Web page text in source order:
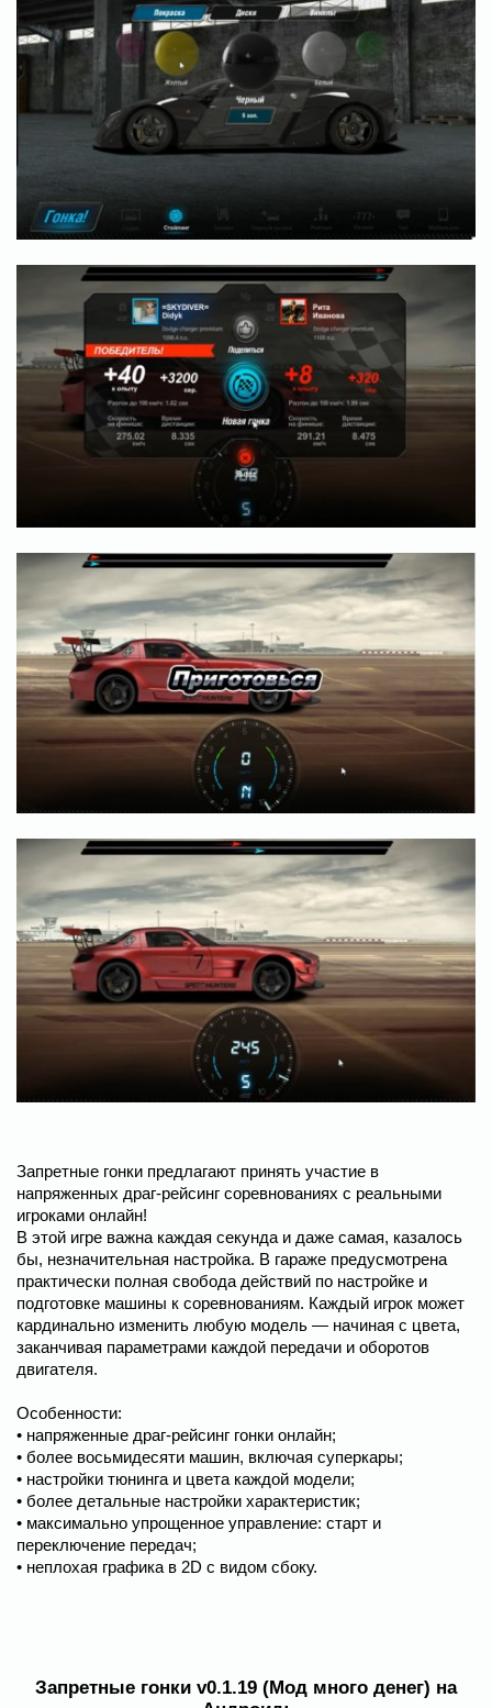
Запретные гонки предлагают принять участие в
напряженных драг-рейсинг соревнованиях с реальными
игроками онлайн!
В этой игре важна каждая секунда и даже самая, казалось
бы, незначительная настройка. В гараже предусмотрена
практически полная свобода действий по настройке и
подготовке машины к соревнованиям. Каждый игрок может
кардинально изменить любую модель — начиная с цвета,
заканчивая параметрами каждой передачи и оборотов
двигателя.
Особенности:
• напряженные драг-рейсинг гонки онлайн;
• более восьмидесяти машин, включая суперкары;
• настройки тюнинга и цвета каждой модели;
• более детальные настройки характеристик;
• максимально упрощенное управление: старт и
переключение передач;
• неплохая графика в 2D с видом сбоку.
Запретные гонки v0.1.19 (Мод много денег) на